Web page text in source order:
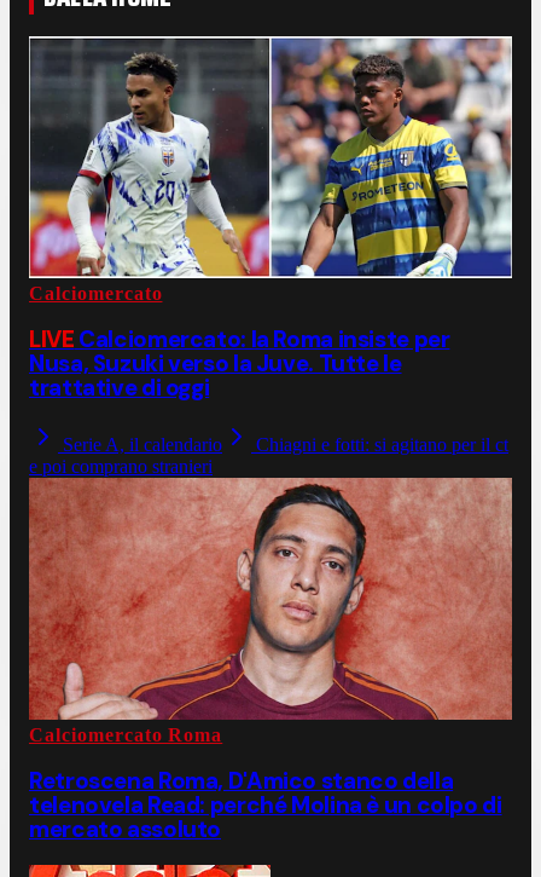
Calciomercato
LIVE Calciomercato: la Roma insiste per
Nusa, Suzuki verso la Juve. Tutte le
trattative di oggi
Serie A, il calendario
Chiagni e fotti: si agitano per il ct
e poi comprano stranieri
Calciomercato Roma
Retroscena Roma, D'Amico stanco della
telenovela Read: perché Molina è un colpo di
mercato assoluto